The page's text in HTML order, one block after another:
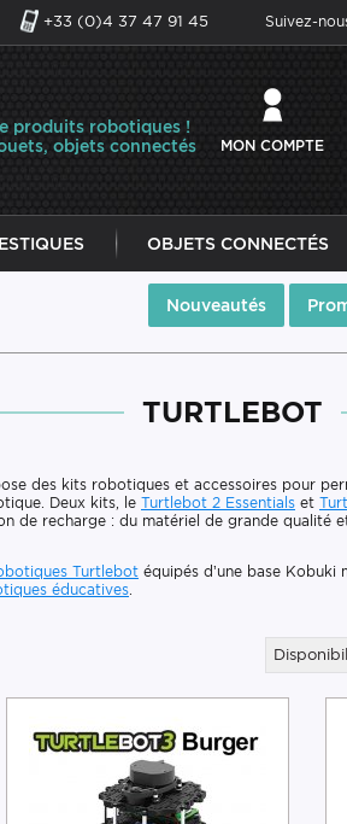
+33 (0)4 37 47 91 45 Suivez-
produits robotiques !
objets connectés
MON COMPTE
OBJETS CONNECTÉS
Nouveautés
TURTLEBOT
des kits robotiques et accessoires pour
Deux kits, le Turtlebot 2 Essentials et
de recharge : du matériel de grande qualité
Turtlebot équipés d’une base Kobuki
éducatives.